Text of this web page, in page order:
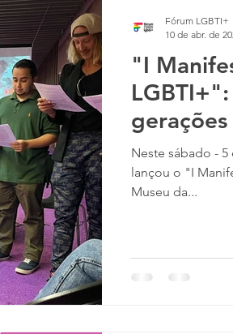
Artigos
"I
Neste sábado -
lançou o "I
Museu da...
Fórum LGBTI+
10 de abr. de